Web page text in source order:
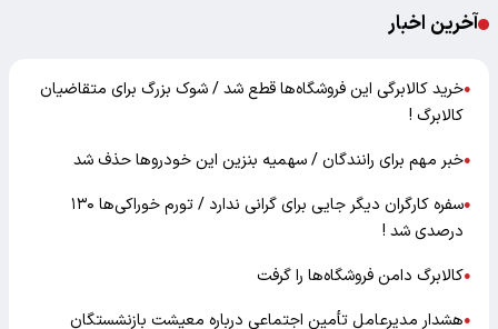
آخرین اخبار
●خرید کالابرگی این فروشگاه‌ها قطع شد / شوک بزرگ برای متقاضیان
کالابرگ !
●خبر مهم برای رانندگان / سهمیه بنزین این خودروها حذف شد
●
سفره کارگران دیگر جایی برای گرانی ندارد / تورم خوراکی‌ها ۱۳۰
درصدی شد !
●کالابرگ دامن فروشگاه‌ها را گرفت
●هشدار مدیرعامل تأمین اجتماعی درباره معیشت بازنشستگان